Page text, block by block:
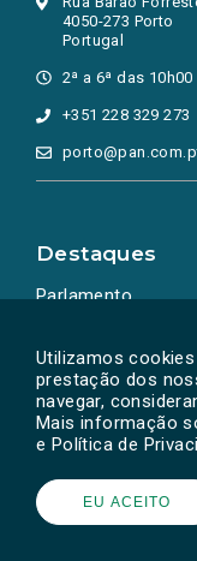
Utilizamos
prestação dos
navegar,
Mais informação
e Política de
EU ACEITO
4050-273 Porto
Portugal
2ª a 6ª das
+351 228 329 273
Destaques
Parlamento
Powered by